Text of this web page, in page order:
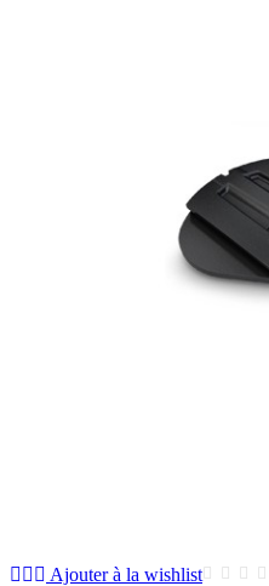
Ajouter à la wishlist